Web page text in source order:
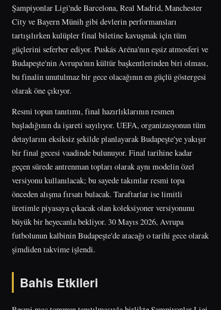
Şampiyonlar Ligi'nde Barcelona, Real Madrid, Manchester
City ve Bayern Münih gibi devlerin performansları
tartışılırken kulüpler final biletine kavuşmak için tüm
güçlerini seferber ediyor. Puskás Aréna'nın eşsiz atmosferi ve
Budapeşte'nin Avrupa'nın kültür başkentlerinden biri olması,
bu finalin unutulmaz bir gece olacağının en güçlü göstergesi
olarak öne çıkıyor.
Resmi topun tanıtımı, final hazırlıklarının resmen
başladığının da işareti sayılıyor. UEFA, organizasyonun tüm
detaylarını eksiksiz şekilde planlayarak Budapeşte'ye yakışır
bir final gecesi vaadinde bulunuyor. Final tarihine kadar
geçen sürede antrenman topları olarak aynı modelin özel
versiyonu kullanılacak; bu sayede takımlar resmi topa
önceden alışma fırsatı bulacak. Taraftarlar ise limitli
üretimle piyasaya çıkacak olan koleksiyoner versiyonunu
büyük bir heyecanla bekliyor. 30 Mayıs 2026, Avrupa
futbolunun kalbinin Budapeşte'de atacağı o tarihi gece olarak
şimdiden takvime işlendi.
Bahis Etkileri